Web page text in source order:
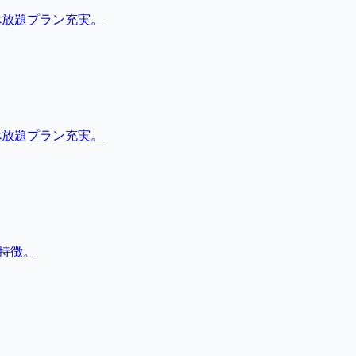
題プラン充実。
題プラン充実。
。